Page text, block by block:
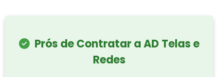
Prós de Contratar a AD Telas e
Redes